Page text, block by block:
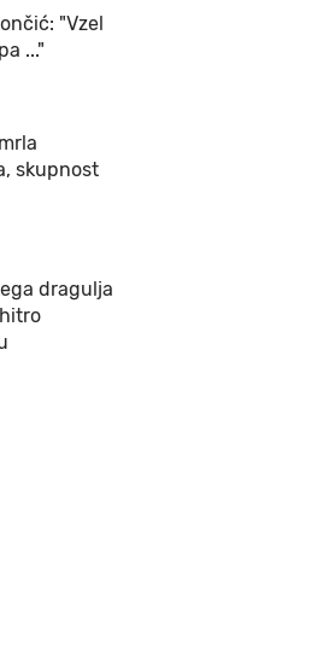
"Vzel
..."
skupnost
dragulja